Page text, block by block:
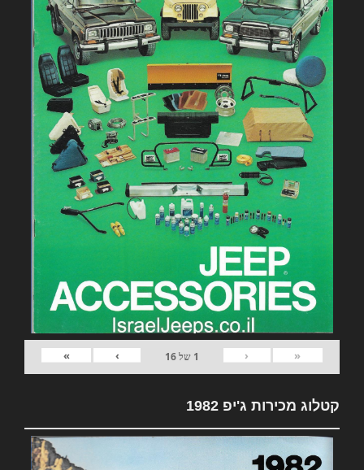
«
‹
1 של16
›
»
קטלוג מכירות ג'יפ 1982